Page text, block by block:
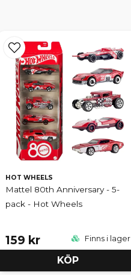
HOT WHEELS
Mattel 80th Anniversary - 5-
pack - Hot Wheels
159 kr Finns i lager
KÖP